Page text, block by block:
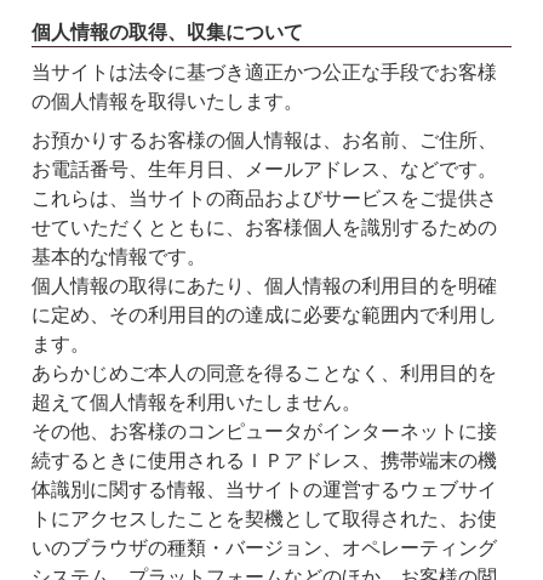
個人情報の取得、収集について
当サイトは法令に基づき適正かつ公正な手段でお客様
の個人情報を取得いたします。
お預かりするお客様の個人情報は、お名前、ご住所、
お電話番号、生年月日、メールアドレス、などです。
これらは、当サイトの商品およびサービスをご提供さ
せていただくとともに、お客様個人を識別するための
基本的な情報です。
個人情報の取得にあたり、個人情報の利用目的を明確
に定め、その利用目的の達成に必要な範囲内で利用し
ます。
あらかじめご本人の同意を得ることなく、利用目的を
超えて個人情報を利用いたしません。
その他、お客様のコンピュータがインターネットに接
続するときに使用されるＩＰアドレス、携帯端末の機
体識別に関する情報、当サイトの運営するウェブサイ
トにアクセスしたことを契機として取得された、お使
いのブラウザの種類・バージョン、オペレーティング